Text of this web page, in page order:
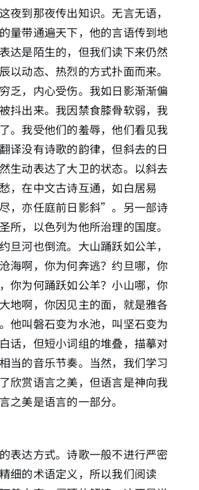
夜到那夜传出知识。无言无语，
量带通遍天下，他的言语传到地
是陌生的，但我们读下来仍然
以动态、热烈的方式扑面而来。
乏，内心受伤。我如日影渐渐偏
抖出来。我因禁食膝骨软弱，我
。我受他们的羞辱，他们看见我
译没有诗歌的韵律，但斜去的日
生动表达了大卫的状态。以斜去
，在中文古诗互通，如白居易
，亦任庭前日影斜”。另一部诗
，以色列为他所治理的国度。
旦河也倒流。大山踊跃如公羊，
海啊，你为何奔逃？约旦哪，你
你为何踊跃如公羊？小山哪，你
地啊，你因见主的面，就是雅各
他叫磐石变为水池，叫坚石变为
话，但短小词组的堆叠，描摹对
当的音乐节奏。当然，我们学习
欣赏语言之美，但语言是神向我
之美是语言的一部分。
表达方式。诗歌一般不进行严密
细的术语定义，所以我们阅读